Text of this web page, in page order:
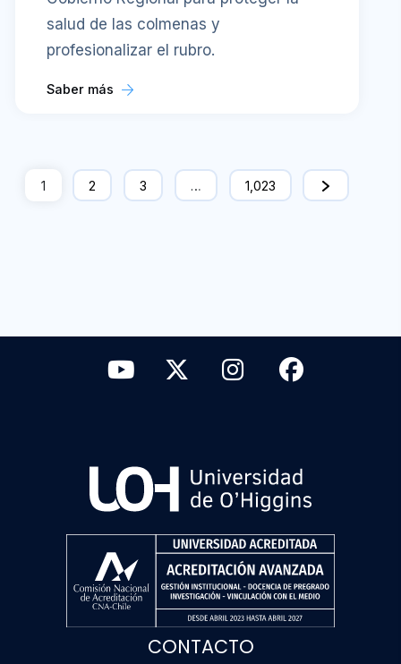
salud de las colmenas y
profesionalizar el rubro.
Saber más
1 2 3 … 1,023
CONTACTO